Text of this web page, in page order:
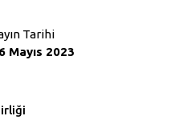
Tarihi
Mayıs 2023